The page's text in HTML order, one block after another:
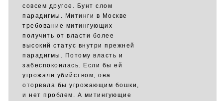
совсем другое. Бунт слом
парадигмы. Митинги в Москве
требование митингующих
получить от власти более
высокий статус внутри прежней
парадигмы. Потому власть и
забеспокоилась. Если бы ей
угрожали убийством, она
оторвала бы угрожающим бошки,
и нет проблем. А митингующие